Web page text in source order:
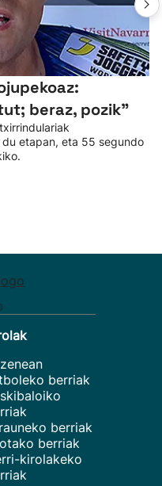
beraz, pozik”
etapan, eta 55 segundo
berriak
berriak
berriak
kirolakeko